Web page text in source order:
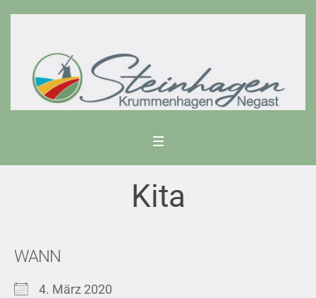
Kita
WANN
4. März 2020